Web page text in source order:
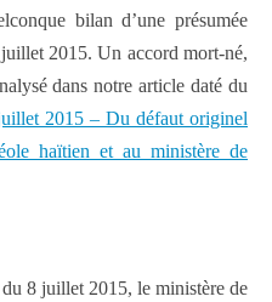
bilan d’une présumée
2015. Un accord mort-né,
dans notre article daté du
2015 – Du défaut originel
haïtien et au ministère de
8 juillet 2015, le ministère de